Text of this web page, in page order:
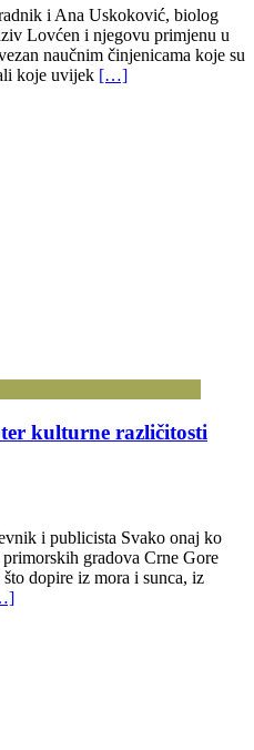
i Ana Uskoković, biolog
Lovćen i njegovu primjenu u
naučnim činjenicama koje su
koje uvijek […]
kulturne različitosti
i publicista Svako onaj ko
gradova Crne Gore
dopire iz mora i sunca, iz